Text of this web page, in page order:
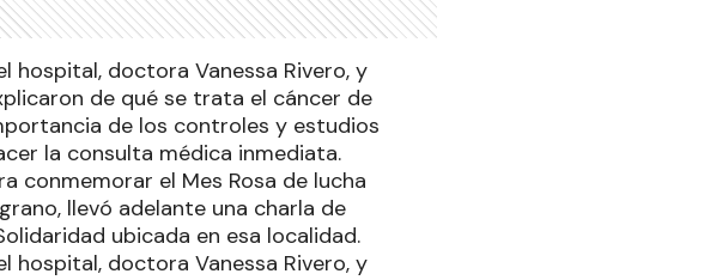
hospital, doctora Vanessa Rivero, y
de qué se trata el cáncer de
de los controles y estudios
la consulta médica inmediata.
conmemorar el Mes Rosa de lucha
llevó adelante una charla de
ubicada en esa localidad.
hospital, doctora Vanessa Rivero, y